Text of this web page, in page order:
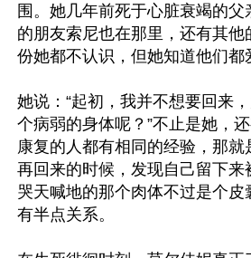
围。她几年前死于心脏衰竭的
的朋友索尼也在那里，还有其他
份她都不认识，但她知道他们都
她说：“起初，我并不想要回来
个病弱的身体呢？”不止是她，
康复的人都有相同的经验，那就
再回来的时候，发现自己留下来
哭天喊地的那个肉体不过是个皮
有半点关系。